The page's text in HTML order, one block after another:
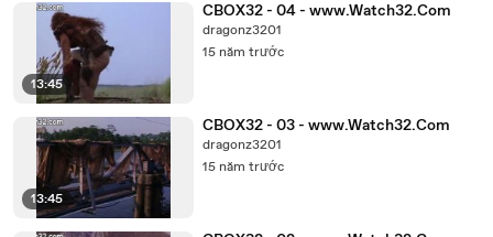
13:45
CBOX32 - 04 - www.Watch32.Com
dragonz3201
15 năm trước
13:45
CBOX32 - 03 - www.Watch32.Com
dragonz3201
15 năm trước